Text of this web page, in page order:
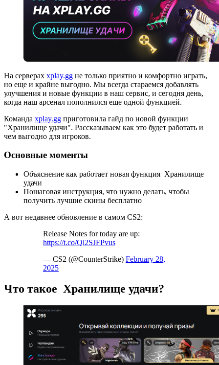
На серверах xplay.gg не только приятно и комфортно играть,
но еще и крайне выгодно. Мы всегда стараемся добавлять
улучшения и новые функции в наш сервис, и сегодня день,
когда наш арсенал пополнился еще одной функцией.
Команда xplay.gg приготовила гайд по новой функции
"Хранилище удачи". Рассказываем как это будет работать и
чем выгодно для игроков.
Основные моменты
Объяснение как работает новая функция Хранилище
удачи
Пошаговая инструкция, что нужно делать, чтобы
получить лучшие скины бесплатно
А вот недавнее обновление в самом CS2:
Release Notes for today are up:
https://t.co/Ql2SJFPvus
— CS2 (@CounterStrike) February 28,
2025
Что такое Хранилище удачи?